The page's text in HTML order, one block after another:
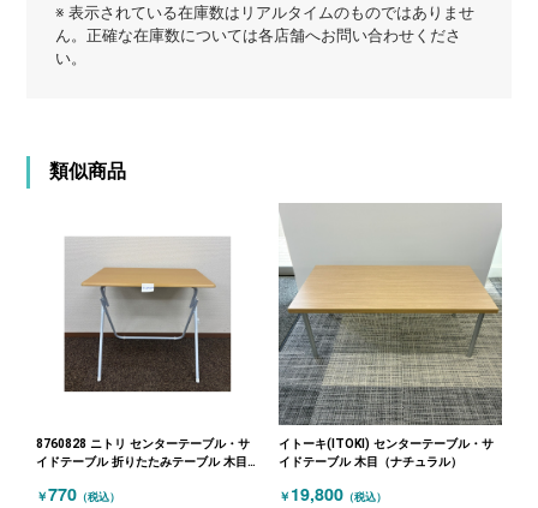
※ 表示されている在庫数はリアルタイムのものではありませ
ん。正確な在庫数については各店舗へお問い合わせくださ
い。
類似商品
8760828 ニトリ センターテーブル・サ
イドテーブル 折りたたみテーブル 木目
￥770 （税込）
イトーキ(ITOKI) センターテーブル・サ
イドテーブル 木目（ナチュラル）
￥ 19,800 （税込）